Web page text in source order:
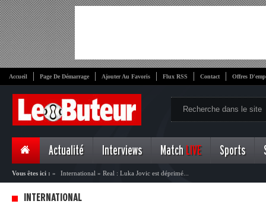
Accueil Page De Démarrage Ajouter Au Favoris Flux RSS Contact Offres
Actualité Interviews Match LIVE Sports
Vous êtes ici : » International » Real : Luka Jovic est déprimé...
INTERNATIONAL